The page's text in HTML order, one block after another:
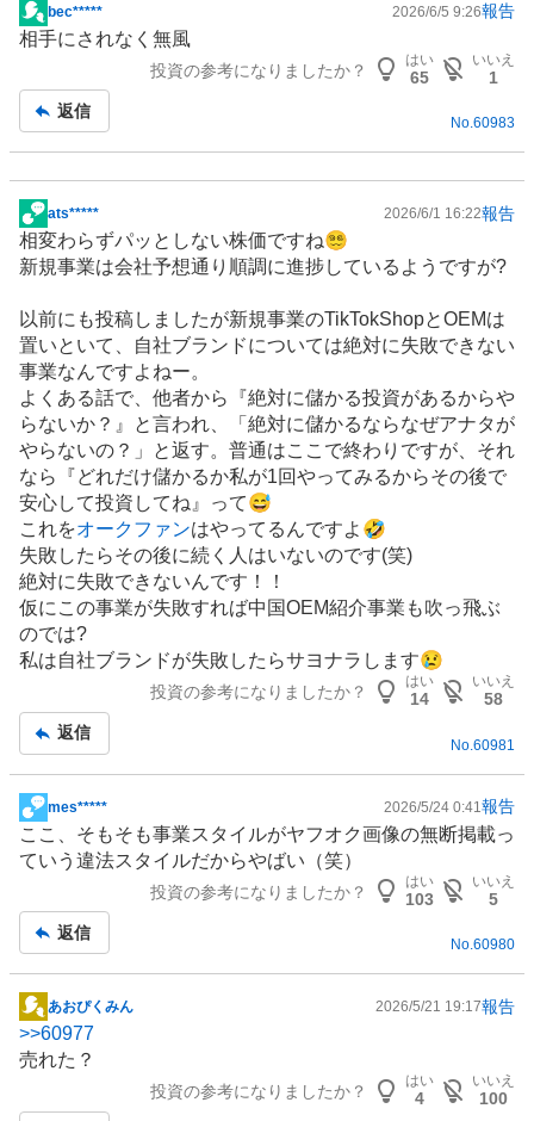
掲
示
事
bec***** 2026/6/5 9:26報告
相手にされなく無風
投資の参考になりましたか？
はい
65
いいえ
1
返信
No.60983
掲
示
板
事
ats***** 2026/6/1 16:22報告
相変わらずパッとしない株価ですね😵‍💫
新規事業は会社予想通り順調に進捗しているようですが?
以前にも投稿しましたが新規事業のTikTokShopとOEMは
置いといて、自社ブランドについては絶対に失敗できない
事業なんですよねー。
よくある話で、他者から『絶対に儲かる投資があるからや
らないか？』と言われ、「絶対に儲かるならなぜアナタが
やらないの？」と返す。普通はここで終わりですが、それ
なら『どれだけ儲かるか私が1回やってみるからその後で
安心して投資してね』って😅
これをオークファンはやってるんですよ🤣
失敗したらその後に続く人はいないのです(笑)
絶対に失敗できないんです！！
仮にこの事業が失敗すれば中国OEM紹介事業も吹っ飛ぶ
のでは?
私は自社ブランドが失敗したらサヨナラします😢
投資の参考になりましたか？
はい
14
いいえ
58
返信
No. 60981
掲
示
板
mes***** 2026/5/24 0:41 報告
ここ、そもそも事業スタイルがヤフオク画像の無断掲載っ
ていう違法スタイルだからやばい（笑）
投資の参考になりましたか？
はい
103
いいえ
5
返信
No.60980
掲
示
板
あおぴくみん 2026/5/21 19:17報告
>>60977
売れた？
投資の参考になりましたか？
はい
4
いいえ
100